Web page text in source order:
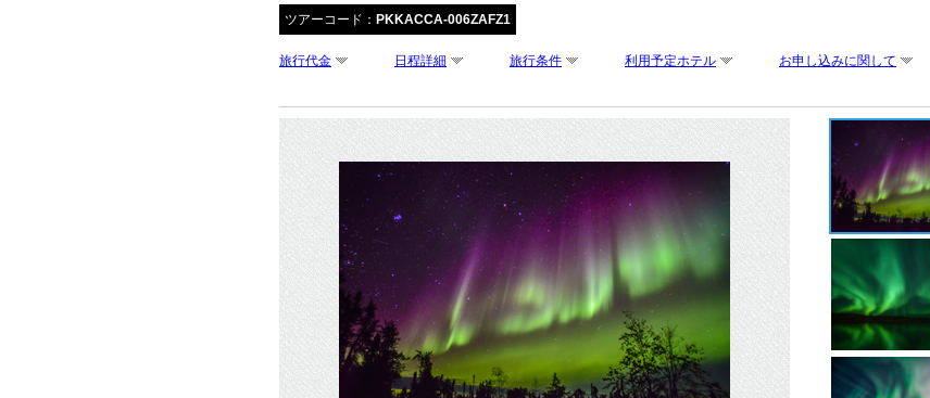
ツアーコード： PKKACCA-006ZAFZ1
旅行代金 日程詳細 旅行条件 利用予定ホテル お申し込みに関して